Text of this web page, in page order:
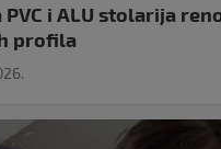
PVC i ALU stolarija
profila